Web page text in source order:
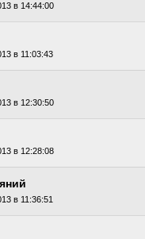
в 14:44:00
в 11:03:43
в 12:30:50
в 12:28:08
в 11:36:51